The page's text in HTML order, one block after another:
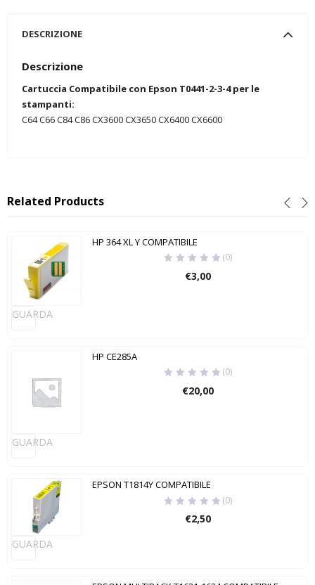
DESCRIZIONE
Descrizione
Cartuccia Compatibile con Epson T0441-2-3-4 per le
stampanti:
C64 C66 C84 C86 CX3600 CX3650 CX6400 CX6600
Related Products
GUARDA
HP 364 XL Y COMPATIBILE
(0)
€3,00
GUARDA
HP CE285A
(0)
€20,00
GUARDA
EPSON T1814Y COMPATIBILE
(0)
€2,50